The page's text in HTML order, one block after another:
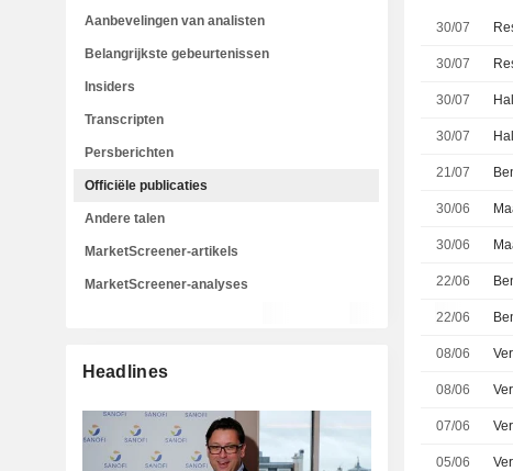
30/07
30/07
30/07
30/07
21/07
30/06
30/06
22/06
22/06
08/06
08/06
07/06
05/06
Aanbevelingen van analisten
Belangrijkste gebeurtenissen
Insiders
Transcripten
Persberichten
Officiële publicaties
Andere talen
MarketScreener-artikels
MarketScreener-analyses
Headlines